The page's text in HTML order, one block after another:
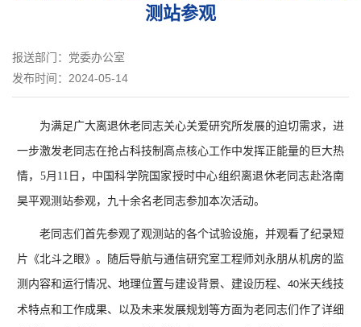
测站参观
报送部门：党委办公室
发布时间：2024-05-14
为满足广大离退休老同志关心关爱研究所发展的迫切需求，进
一步激发老同志在抢占科技制高点核心工作中发挥正能量的巨大热
情，5月11日，中国科学院国家授时中心组织离退休老同志赴洛南
昊平观测站参观，九十余名老同志参加本次活动。
老同志们首先参观了观测站的各个试验设施，并观看了纪录短
片《北斗之眼》。随后导航与通信研究室工程师刘永朋从机房的监
测内容和运行情况、地理位置与建设背景、建设历程、 40米天线技
术特点和工作成果、以及未来发展规划等方面为老同志们作了详细